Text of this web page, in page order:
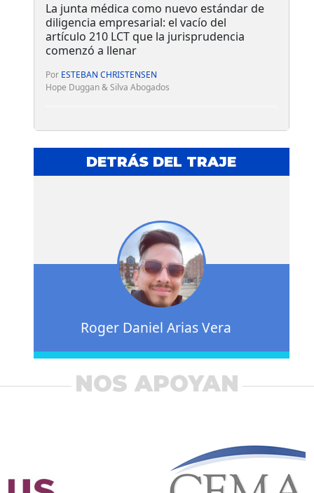
La junta médica como nuevo estándar de
diligencia empresarial: el vacío del
artículo 210 LCT que la jurisprudencia
comenzó a llenar
Por ESTEBAN CHRISTENSEN
Hope Duggan & Silva Abogados
DETRÁS DEL TRAJE
Roger Daniel Arias Vera
NOS APOYAN